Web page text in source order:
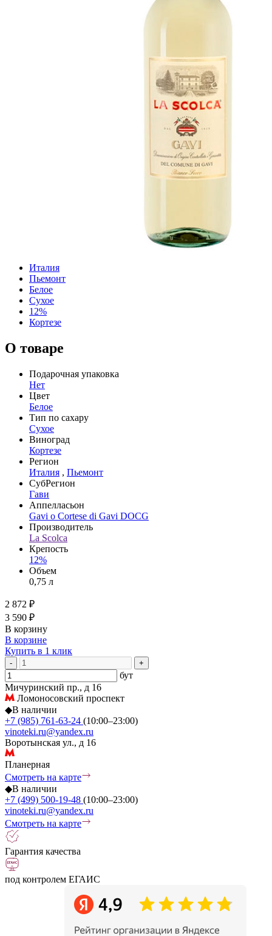
Италия
Пьемонт
Белое
Сухое
12%
Кортезе
О товаре
Подарочная упаковка
Нет
Цвет
Белое
Тип по сахару
Сухое
Виноград
Кортезе
Регион
Италия , Пьемонт
СубРегион
Гави
Аппелласьон
Gavi o Cortese di Gavi DOCG
Производитель
La Scolca
Крепость
12%
Объем
0,75 л
2 872 ₽
3 590 ₽
В корзину
В корзине
Купить в 1 клик
- +
бут
Мичуринский пр., д 16
Ломоносовский проспект
◆В наличии
+7 (985) 761-63-24 (10:00–23:00)
vinoteki.ru@yandex.ru
Воротынская ул., д 16
Планерная
Смотреть на карте
◆В наличии
+7 (499) 500-19-48 (10:00–23:00)
vinoteki.ru@yandex.ru
Смотреть на карте
Гарантия качества
под контролем ЕГАИС